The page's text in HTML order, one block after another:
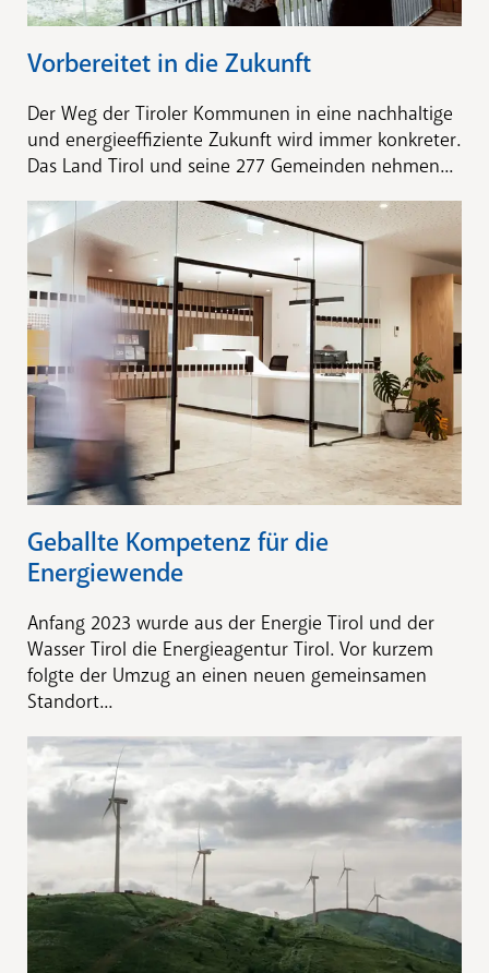
Vorbereitet in die Zukunft
Der Weg der Tiroler Kommunen in eine nachhaltige
und energieeffiziente Zukunft wird immer konkreter.
Das Land Tirol und seine 277 Gemeinden nehmen...
Geballte Kompetenz für die
Energiewende
Anfang 2023 wurde aus der Energie Tirol und der
Wasser Tirol die Energieagentur Tirol. Vor kurzem
folgte der Umzug an einen neuen gemeinsamen
Standort...